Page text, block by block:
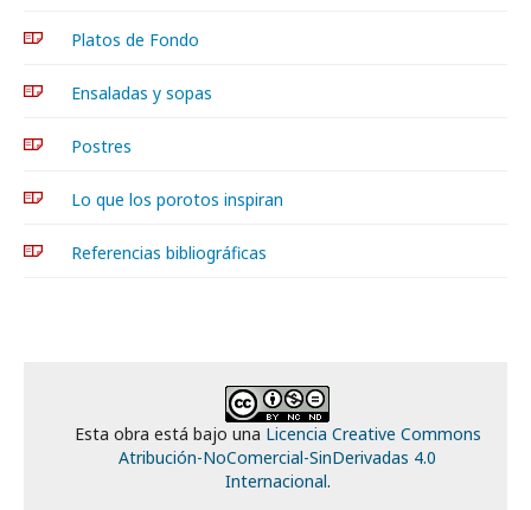
Platos de Fondo
Ensaladas y sopas
Postres
Lo que los porotos inspiran
Referencias bibliográficas
Esta obra está bajo una Licencia Creative Commons
Atribución-NoComercial-SinDerivadas 4.0
Internacional.